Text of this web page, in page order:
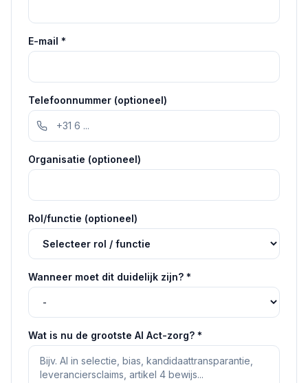
E-mail *
Telefoonnummer (optioneel)
Organisatie (optioneel)
Rol/functie (optioneel)
Wanneer moet dit duidelijk zijn? *
Wat is nu de grootste AI Act-zorg? *